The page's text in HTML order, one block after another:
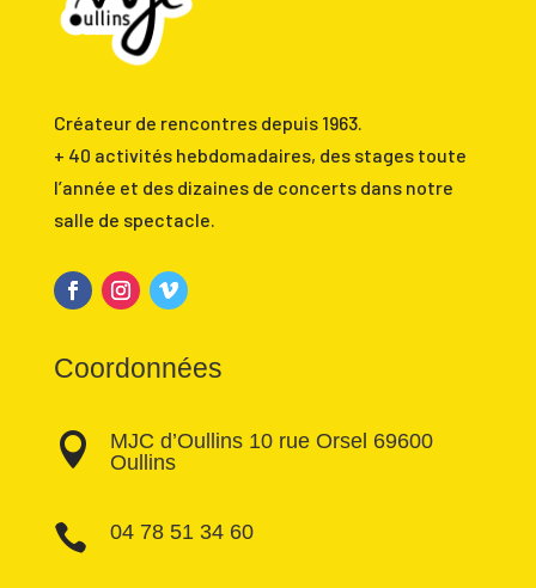
Créateur de rencontres depuis 1963.
+ 40 activités hebdomadaires, des stages toute
l’année et des dizaines de concerts dans notre
salle de spectacle.
Coordonnées

MJC d’Oullins 10 rue Orsel 69600
Oullins
 04 78 51 34 60